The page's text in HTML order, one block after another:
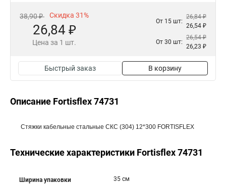
38,90 ₽ Скидка 31%
26,84 ₽
Цена за 1 шт.
От 15 шт:
26,84 ₽
26,54 ₽
От 30 шт:
26,54 ₽
26,23 ₽
Быстрый заказ В корзину
Описание Fortisflex 74731
Стяжки кабельные стальные СКС (304) 12*300 FORTISFLEX
Технические характеристики Fortisflex 74731
Ширина упаковки 35 см